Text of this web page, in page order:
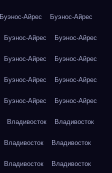
Буэнос-Айрес Буэнос-Айрес
Буэнос-Айрес Буэнос-Айрес
Буэнос-Айрес Буэнос-Айрес
Буэнос-Айрес Буэнос-Айрес
Буэнос-Айрес Буэнос-Айрес
Владивосток Владивосток
Владивосток Владивосток
Владивосток Владивосток